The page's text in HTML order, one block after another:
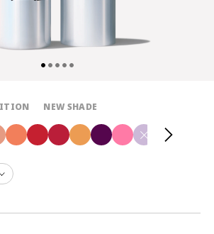
NEW SHADE